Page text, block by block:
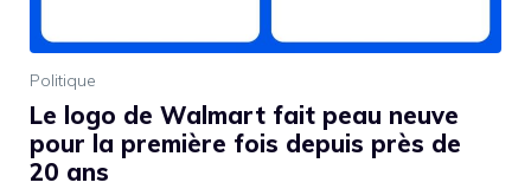
Politique
Le logo de Walmart fait peau neuve
pour la première fois depuis près de
20 ans